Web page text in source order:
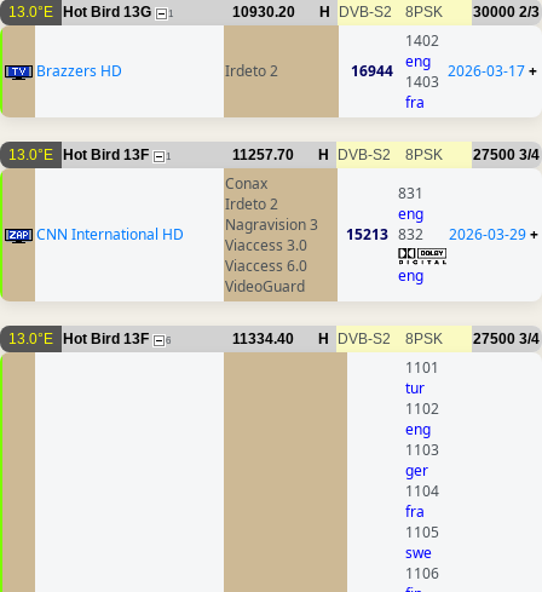
13.0°E Hot Bird 13G 1 10930.20 H DVB-S2 8PSK 30000 2/3
Brazzers HD Irdeto 2 16944
1402
eng
1403
fra
2026-03-17+
13.0°E Hot Bird 13F 1 11257.70 H DVB-S2 8PSK 27500 3/4
CNN International HD
Conax
Irdeto 2
Nagravision 3
Viaccess 3.0
Viaccess 6.0
VideoGuard
15213
831
eng
832
eng
2026-03-29+
13.0°E Hot Bird 13F 6 11334.40 H DVB-S2 8PSK 27500 3/4
1101
tur
1102
eng
1103
ger
1104
fra
1105
swe
1106